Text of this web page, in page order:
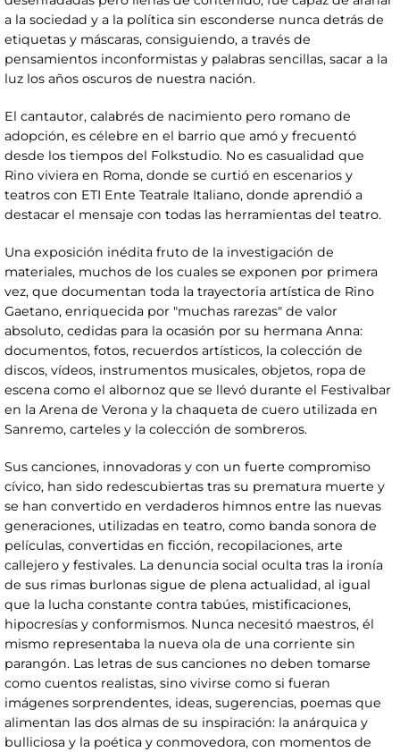
a la sociedad y a la política sin esconderse nunca detrás de
etiquetas y máscaras, consiguiendo, a través de
pensamientos inconformistas y palabras sencillas, sacar a la
luz los años oscuros de nuestra nación.
El cantautor, calabrés de nacimiento pero romano de
adopción, es célebre en el barrio que amó y frecuentó
desde los tiempos del Folkstudio. No es casualidad que
Rino viviera en Roma, donde se curtió en escenarios y
teatros con ETI Ente Teatrale Italiano, donde aprendió a
destacar el mensaje con todas las herramientas del teatro.
Una exposición inédita fruto de la investigación de
materiales, muchos de los cuales se exponen por primera
vez, que documentan toda la trayectoria artística de Rino
Gaetano, enriquecida por "muchas rarezas" de valor
absoluto, cedidas para la ocasión por su hermana Anna:
documentos, fotos, recuerdos artísticos, la colección de
discos, vídeos, instrumentos musicales, objetos, ropa de
escena como el albornoz que se llevó durante el Festivalbar
en la Arena de Verona y la chaqueta de cuero utilizada en
Sanremo, carteles y la colección de sombreros.
Sus canciones, innovadoras y con un fuerte compromiso
cívico, han sido redescubiertas tras su prematura muerte y
se han convertido en verdaderos himnos entre las nuevas
generaciones, utilizadas en teatro, como banda sonora de
películas, convertidas en ficción, recopilaciones, arte
callejero y festivales. La denuncia social oculta tras la ironía
de sus rimas burlonas sigue de plena actualidad, al igual
que la lucha constante contra tabúes, mistificaciones,
hipocresías y conformismos. Nunca necesitó maestros, él
mismo representaba la nueva ola de una corriente sin
parangón. Las letras de sus canciones no deben tomarse
como cuentos realistas, sino vivirse como si fueran
imágenes sorprendentes, ideas, sugerencias, poemas que
alimentan las dos almas de su inspiración: la anárquica y
bulliciosa y la poética y conmovedora, con momentos de